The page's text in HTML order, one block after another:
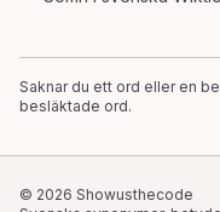
Saknar du ett ord eller en
besläktade ord.
© 2026 Showusthecode